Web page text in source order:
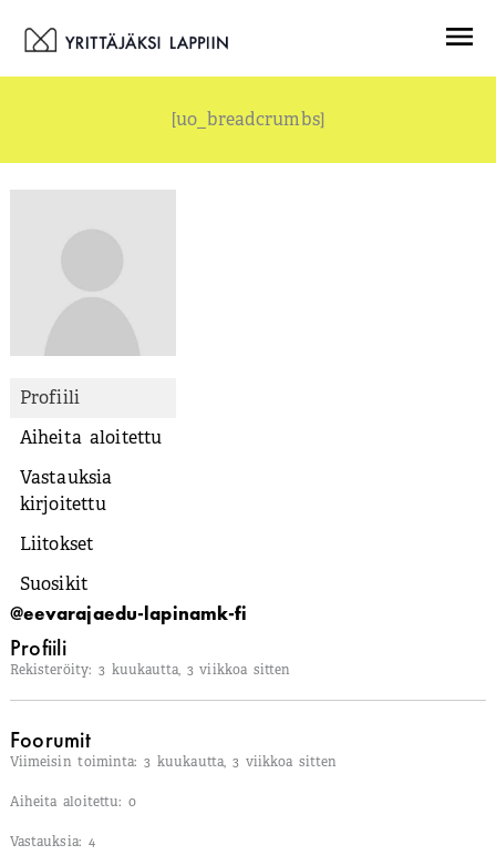
sisältöön
[uo_breadcrumbs]
Profiili
Aiheita aloitettu
Vastauksia
kirjoitettu
Liitokset
Suosikit
@eevarajaedu-lapinamk-fi
Profiili
Rekisteröity: 3 kuukautta, 3 viikkoa sitten
Foorumit
Viimeisin toiminta: 3 kuukautta, 3 viikkoa sitten
Aiheita aloitettu: 0
Vastauksia: 4